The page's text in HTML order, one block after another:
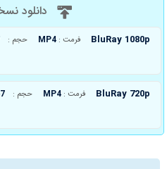
دانلود
BluRay 1080p فرمت : MP4 حجم :
BluRay 720p فرمت : MP4 حجم :